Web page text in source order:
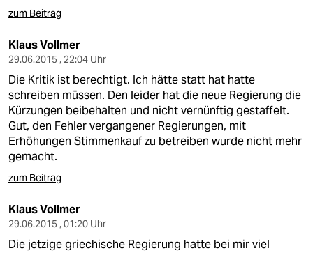
zum Beitrag
Klaus Vollmer
29.06.2015 , 22:04 Uhr
Die Kritik ist berechtigt. Ich hätte statt hat hatte
schreiben müssen. Den leider hat die neue Regierung die
Kürzungen beibehalten und nicht vernünftig gestaffelt.
Gut, den Fehler vergangener Regierungen, mit
Erhöhungen Stimmenkauf zu betreiben wurde nicht mehr
gemacht.
zum Beitrag
Klaus Vollmer
29.06.2015 , 01:20 Uhr
Die jetzige griechische Regierung hatte bei mir viel